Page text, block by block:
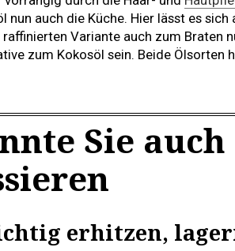
nun auch die Küche. Hier lässt es sich
raffinierten Variante auch zum Braten
zum Kokosöl sein. Beide Ölsorten
Sie auch
erhitzen,